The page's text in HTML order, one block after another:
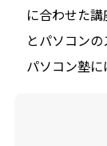
に合わせた
とパソコン
パソコン塾に